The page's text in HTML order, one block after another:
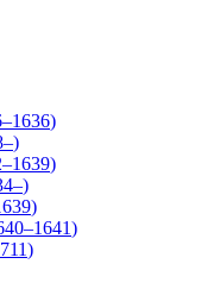
–1636)
–)
–1639)
–)
)
–1641)
)